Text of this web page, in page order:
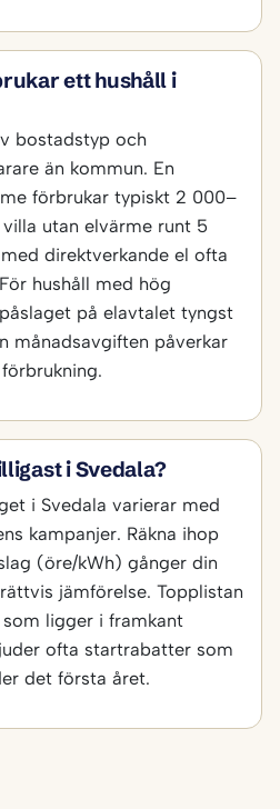
ett hushåll i
bostadstyp och
än kommun. En
förbrukar typiskt 2 000–
utan elvärme runt 5
direktverkande el ofta
hushåll med hög
på elavtalet tyngst
månadsavgiften påverkar
i Svedala?
i Svedala varierar med
kampanjer. Räkna ihop
(öre/kWh) gånger din
jämförelse. Topplistan
ligger i framkant
ofta startrabatter som
det första året.